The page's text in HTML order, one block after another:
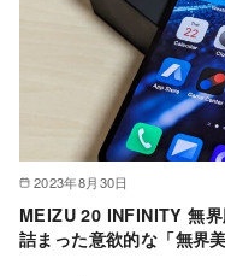
2023年8月30日
MEIZU 20 INFINITY 無
詰まった意欲的な「無界